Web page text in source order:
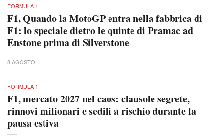
FORMULA 1
F1, Quando la MotoGP entra nella fabbrica di
F1: lo speciale dietro le quinte di Pramac ad
Enstone prima di Silverstone
8 AGOSTO
FORMULA 1
F1, mercato 2027 nel caos: clausole segrete,
rinnovi milionari e sedili a rischio durante la
pausa estiva